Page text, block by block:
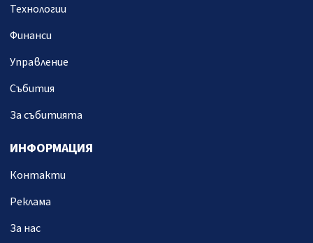
Технологии
Финанси
Управление
Събития
За събитията
ИНФОРМАЦИЯ
Контакти
Реклама
За нас